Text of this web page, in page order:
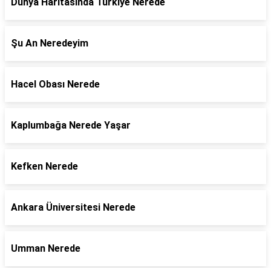
Şu An Neredeyim
Hacel Obası Nerede
Kaplumbağa Nerede Yaşar
Kefken Nerede
Ankara Üniversitesi Nerede
Umman Nerede